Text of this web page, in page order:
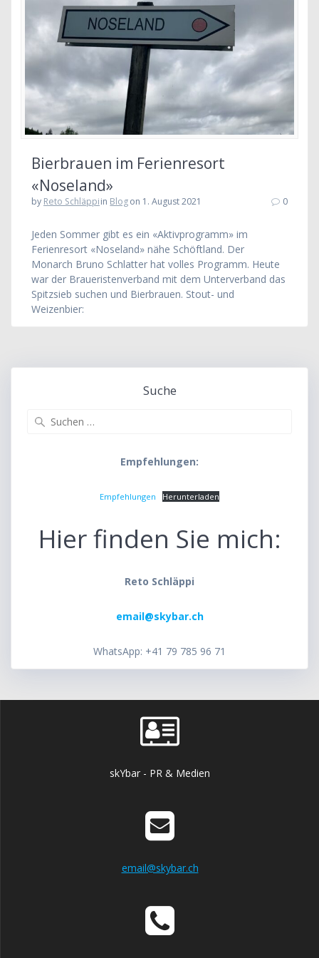
Bierbrauen im Ferienresort
«Noseland»
by Reto Schläppiin Blogon 1. August 2021 0
Jeden Sommer gibt es ein «Aktivprogramm» im
Ferienresort «Noseland» nähe Schöftland. Der
Monarch Bruno Schlatter hat volles Programm. Heute
war der Braueristenverband mit dem Unterverband das
Spitzsieb suchen und Bierbrauen. Stout- und
Weizenbier:
Suche
Empfehlungen:
Empfehlungen Herunterladen
Hier finden Sie mich:
Reto Schläppi
email@skybar.ch
WhatsApp: +41 79 785 96 71
skYbar - PR & Medien
email@skybar.ch